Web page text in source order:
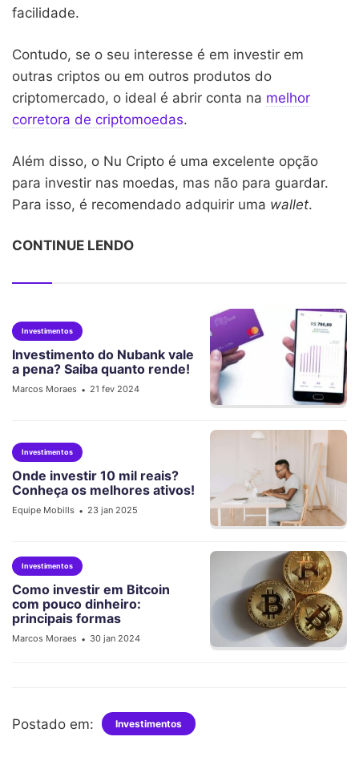
facilidade.
Contudo, se o seu interesse é em investir em
outras criptos ou em outros produtos do
criptomercado, o ideal é abrir conta na melhor
corretora de criptomoedas.
Além disso, o Nu Cripto é uma excelente opção
para investir nas moedas, mas não para guardar.
Para isso, é recomendado adquirir uma wallet.
CONTINUE LENDO
Investimentos
Investimento do Nubank vale
a pena? Saiba quanto rende!
Marcos Moraes • 21 fev 2024
Investimentos
Onde investir 10 mil reais?
Conheça os melhores ativos!
Equipe Mobills • 23 jan 2025
Investimentos
Como investir em Bitcoin
com pouco dinheiro:
principais formas
Marcos Moraes • 30 jan 2024
Postado em: Investimentos